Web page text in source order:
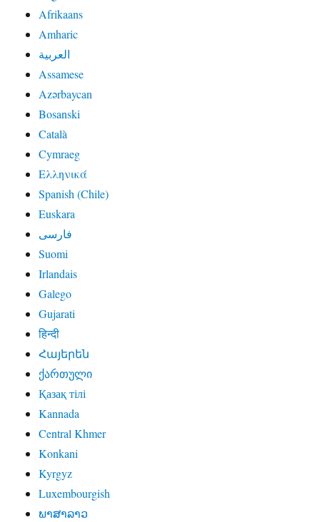
Afrikaans
Amharic
العربية
Assamese
Azərbaycan
Bosanski
Català
Cymraeg
Ελληνικά
Spanish (Chile)
Euskara
فارسی
Suomi
Irlandais
Galego
Gujarati
हिन्दी
Հայերեն
ქართული
Қазақ тілі
Kannada
Central Khmer
Konkani
Kyrgyz
Luxembourgish
ພາສາລາວ